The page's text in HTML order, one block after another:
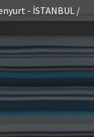
- İSTANBUL /